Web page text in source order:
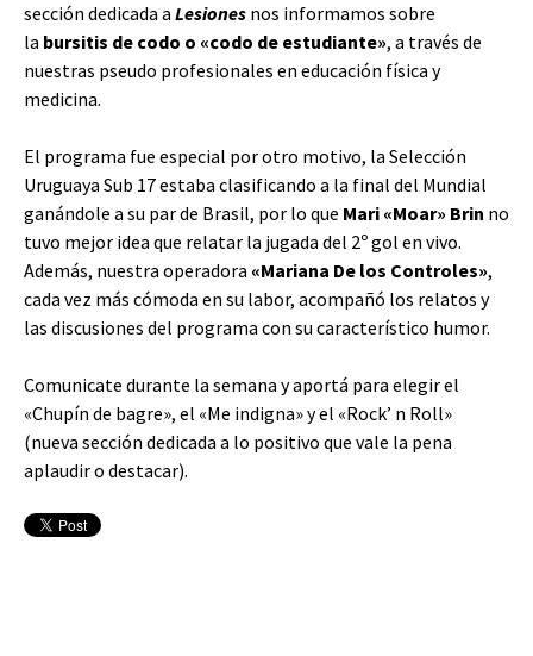
sección dedicada a Lesiones nos informamos sobre
la bursitis de codo o «codo de estudiante», a través de
nuestras pseudo profesionales en educación física y
medicina.
El programa fue especial por otro motivo, la Selección
Uruguaya Sub 17 estaba clasificando a la final del Mundial
ganándole a su par de Brasil, por lo que Mari «Moar» Brin no
tuvo mejor idea que relatar la jugada del 2º gol en vivo.
Además, nuestra operadora «Mariana De los Controles»,
cada vez más cómoda en su labor, acompañó los relatos y
las discusiones del programa con su característico humor.
Comunicate durante la semana y aportá para elegir el
«Chupín de bagre», el «Me indigna» y el «Rock’ n Roll»
(nueva sección dedicada a lo positivo que vale la pena
aplaudir o destacar).